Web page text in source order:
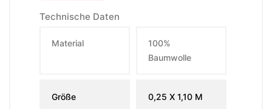
Technische Daten
Material
100%
Baumwolle
Größe 0,25 X 1,10 M